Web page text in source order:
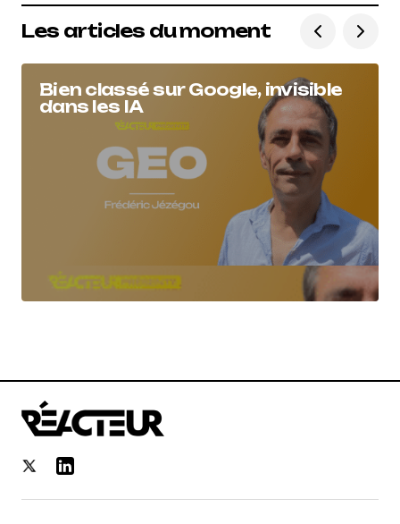
Les articles du moment
Bien classé sur Google, invisible
dans les IA